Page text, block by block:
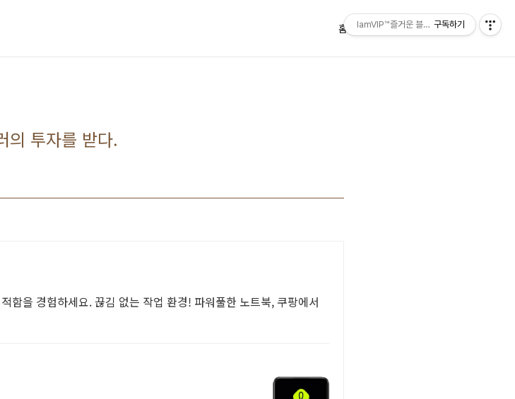
홈 태그 방명록
의 투자를 받다.
함을 경험하세요. 끊김 없는 작업 환경! 파워풀한 노트북, 쿠팡에서
IamVIP™즐거운 블로깅구독하기